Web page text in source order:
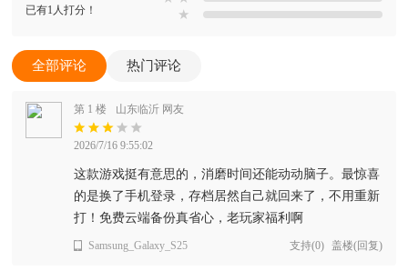
已有1人打分！
★
全部评论 热门评论
第 1 楼 山东临沂 网友
2026/7/16 9:55:02
这款游戏挺有意思的，消磨时间还能动动脑子。最惊喜
的是换了手机登录，存档居然自己就回来了，不用重新
打！免费云端备份真省心，老玩家福利啊
Samsung_Galaxy_S25 支持(0) 盖楼(回复)